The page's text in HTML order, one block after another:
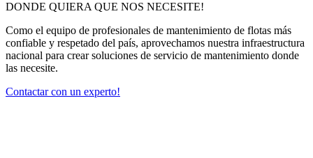
DONDE QUIERA QUE NOS NECESITE!
Como el equipo de profesionales de mantenimiento de flotas más
confiable y respetado del país, aprovechamos nuestra infraestructura
nacional para crear soluciones de servicio de mantenimiento donde
las necesite.
Contactar con un experto!